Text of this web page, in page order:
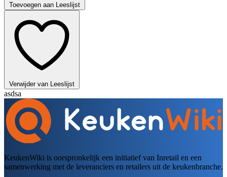
Toevoegen aan Leeslijst
Verwijder van Leeslijst
asdsa
KeukenWiki is oorspronkelijk een initiatief van Inretail en een
samenwerking met de leveranciers en retailers uit de keukenbranche.